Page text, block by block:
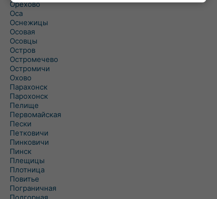
Орехово
Оса
Оснежицы
Осовая
Осовцы
Остров
Остромечево
Остромичи
Охово
Парахонск
Парохонск
Пелище
Первомайская
Пески
Петковичи
Пинковичи
Пинск
Плещицы
Плотница
Повитье
Пограничная